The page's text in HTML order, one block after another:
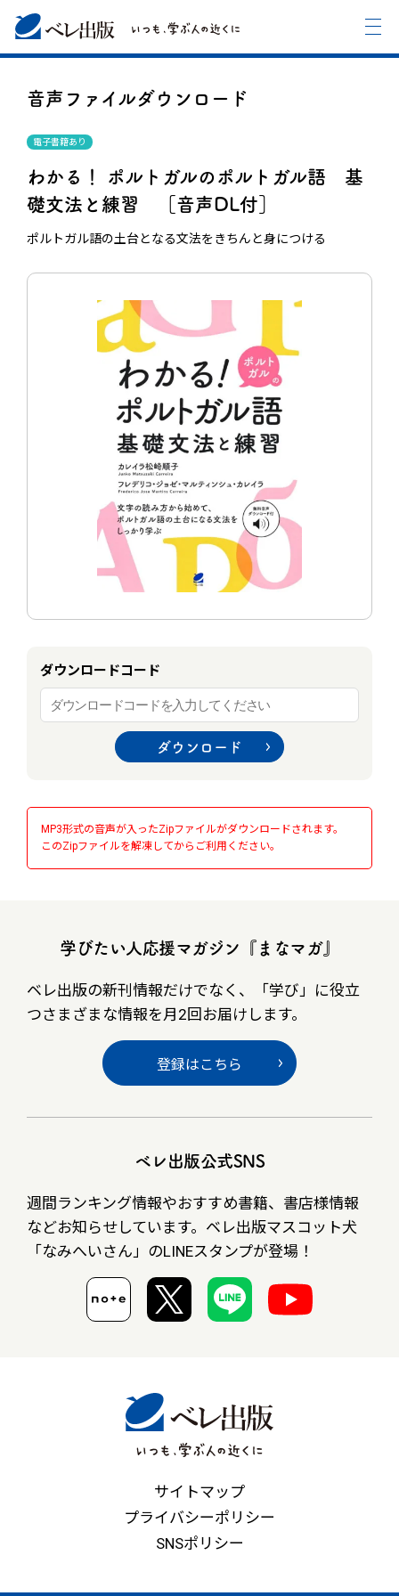
音声ファイルダウンロード
電子書籍あり
わかる！ ポルトガルのポルトガル語 基
礎文法と練習 ［音声DL付］
ポルトガル語の土台となる文法をきちんと身につける
ダウンロードコード
ダウンロード
MP3形式の音声が入ったZipファイルがダウンロードされます。
このZipファイルを解凍してからご利用ください。
学びたい人応援マガジン『まなマガ』
ベレ出版の新刊情報だけでなく、
「学び」に役立
つさまざまな情報を月2回お届けします。
登録はこちら
ベレ出版公式SNS
週間ランキング情報やおすすめ書籍、書店様情報
などお知らせしています。ベレ出版マスコット犬
「なみへいさん」のLINEスタンプが登場！
サイトマップ
プライバシーポリシー
SNSポリシー